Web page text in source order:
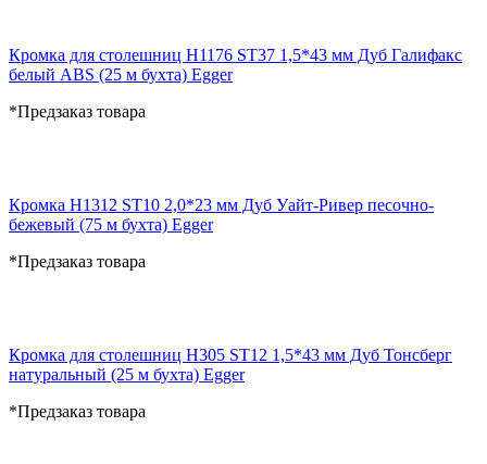
Кромка для столешниц H1176 ST37 1,5*43 мм Дуб Галифакс
белый ABS (25 м бухта) Egger
*Предзаказ товара
Кромка H1312 ST10 2,0*23 мм Дуб Уайт-Ривер песочно-
бежевый (75 м бухта) Egger
*Предзаказ товара
Кромка для столешниц H305 ST12 1,5*43 мм Дуб Тонсберг
натуральный (25 м бухта) Egger
*Предзаказ товара